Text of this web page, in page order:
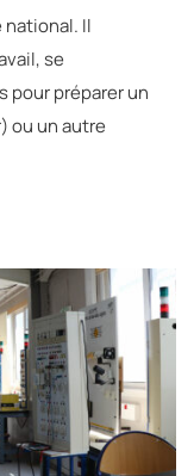
Il
se
pour préparer un
ou un autre